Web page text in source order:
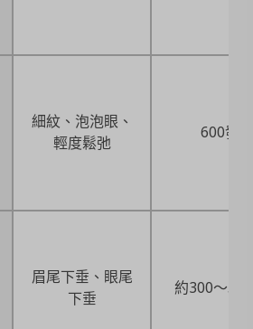
細紋、泡泡眼、
輕度鬆弛
600發
眉尾下垂、眼尾
下垂
約300～